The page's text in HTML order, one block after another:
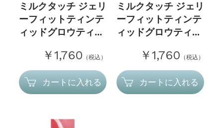
ミルクタッチ ジェリ
ーフィットティンテ
ィッドグロウティ...
￥1,760 （税込）
カートに入れる
ミルクタッチ ジェリ
ーフィットティンテ
ィッドグロウティ...
￥1,760 （税込）
カートに入れる